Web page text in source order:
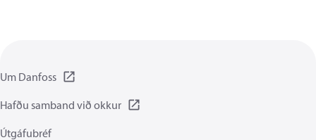
Um Danfoss
Hafðu samband við okkur
Útgáfubréf